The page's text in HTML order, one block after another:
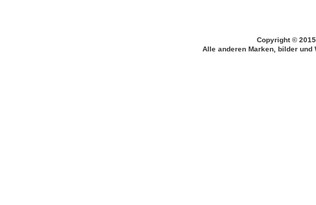
Copyright ©
Alle anderen Marken, bilder und